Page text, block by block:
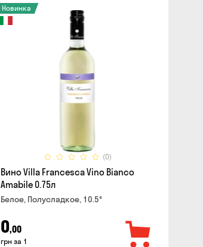
(0)
Новинка
Вино Villa Francesca Vino Bianco
Amabile 0.75л
Белое, Полусладкое, 10.5°
0,00
грн за 1